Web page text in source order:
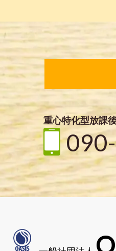
重心特化型放課
オア